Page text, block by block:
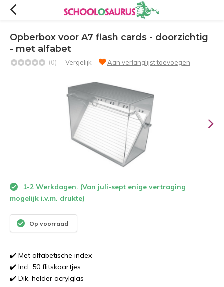
Opberbox voor A7 flash cards - doorzichtig
- met alfabet
(0) Vergelijk Aan verlanglijst toevoegen
1-2 Werkdagen. (Van juli-sept enige vertraging
mogelijk i.v.m. drukte)
Op voorraad
✔️ Met alfabetische index
✔️ Incl. 50 flitskaartjes
✔️ Dik, helder acrylglas